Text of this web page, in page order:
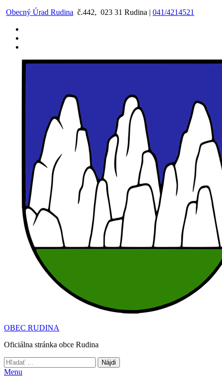
Preskočiť
obsah
Obecný Úrad Rudina č.442, 023 31 Rudina | 041/4214521
OBEC RUDINA
Oficiálna stránka obce Rudina
Hľadať:
Menu